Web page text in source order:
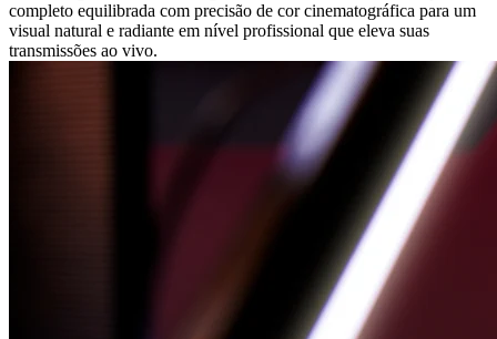
completo equilibrada com precisão de cor cinematográfica para um
visual natural e radiante em nível profissional que eleva suas
transmissões ao vivo.